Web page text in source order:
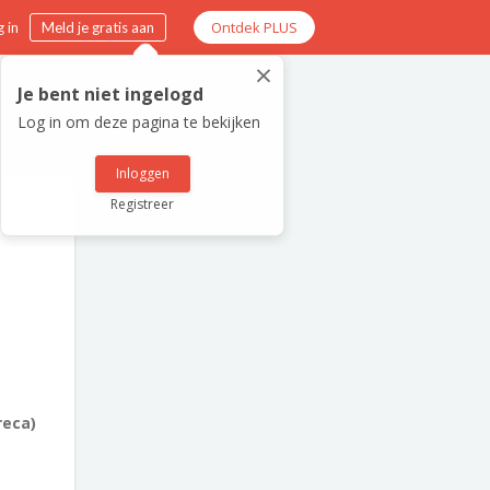
in Meld je gratis aan Ontdek PLUS
×
Je bent niet ingelogd
Log in om deze pagina te bekijken
Inloggen
Registreer